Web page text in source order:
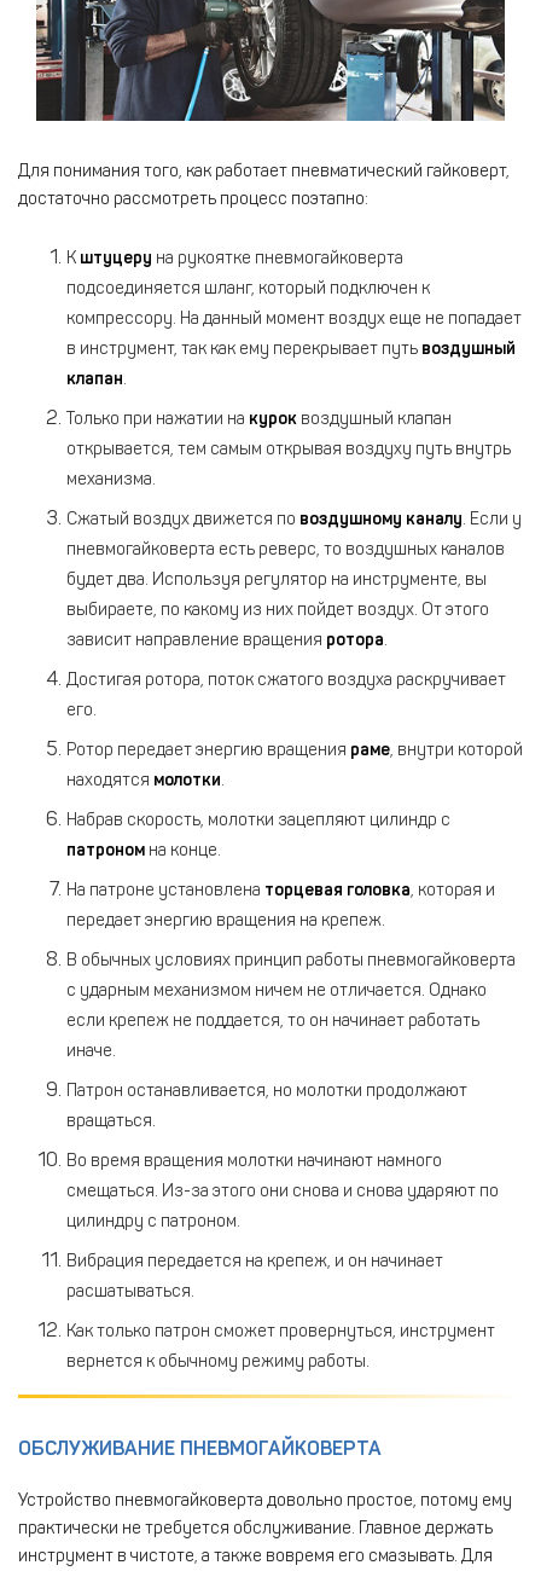
Для понимания того, как работает пневматический гайковерт,
достаточно рассмотреть процесс поэтапно:
К штуцеру на рукоятке пневмогайковерта
подсоединяется шланг, который подключен к
компрессору. На данный момент воздух еще не попадает
в инструмент, так как ему перекрывает путь воздушный
клапан.
Только при нажатии на курок воздушный клапан
открывается, тем самым открывая воздуху путь внутрь
механизма.
Сжатый воздух движется по воздушному каналу. Если у
пневмогайковерта есть реверс, то воздушных каналов
будет два. Используя регулятор на инструменте, вы
выбираете, по какому из них пойдет воздух. От этого
зависит направление вращения ротора.
Достигая ротора, поток сжатого воздуха раскручивает
его.
Ротор передает энергию вращения раме, внутри которой
находятся молотки.
Набрав скорость, молотки зацепляют цилиндр с
патроном на конце.
На патроне установлена торцевая головка, которая и
передает энергию вращения на крепеж.
В обычных условиях принцип работы пневмогайковерта
с ударным механизмом ничем не отличается. Однако
если крепеж не поддается, то он начинает работать
иначе.
Патрон останавливается, но молотки продолжают
вращаться.
Во время вращения молотки начинают намного
смещаться. Из-за этого они снова и снова ударяют по
цилиндру с патроном.
Вибрация передается на крепеж, и он начинает
расшатываться.
Как только патрон сможет провернуться, инструмент
вернется к обычному режиму работы.
ОБСЛУЖИВАНИЕ ПНЕВМОГАЙКОВЕРТА
Устройство пневмогайковерта довольно простое, потому ему
практически не требуется обслуживание. Главное держать
инструмент в чистоте, а также вовремя его смазывать. Для